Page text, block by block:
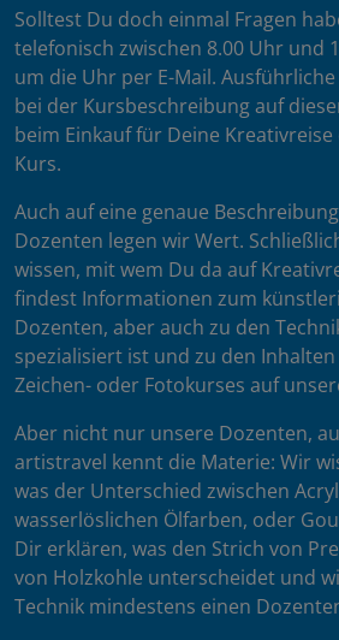
Solltest Du doch einmal Fragen
telefonisch zwischen 8.00 Uhr und
um die Uhr per E-Mail.
bei der Kursbeschreibung auf
beim Einkauf für Deine
Kurs.
Auch auf eine genaue
Dozenten legen wir Wert.
wissen, mit wem Du da auf
findest Informationen zum
Dozenten, aber auch zu den
spezialisiert ist und zu den Inhalten
Zeichen- oder Fotokurses auf
Aber nicht nur unsere Dozenten,
artistravel kennt die Materie: Wir
was der Unterschied zwischen
wasserlöslichen Ölfarben, oder
Dir erklären, was den Strich von
von Holzkohle unterscheidet und
Technik mindestens einen